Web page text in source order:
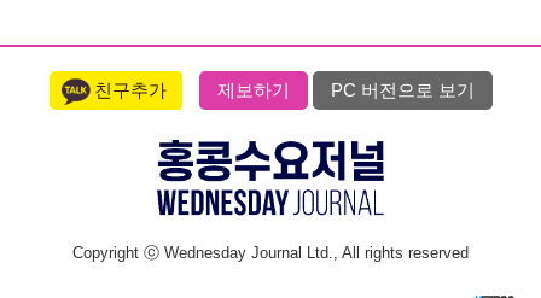
친구추가 제보하기 PC 버전으로 보기
Copyright ⓒ Wednesday Journal Ltd., All rights reserved